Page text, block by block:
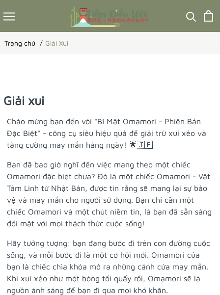
Trang chủ Giải Xui
Giải xui
Chào mừng bạn đến với "Bí Mật Omamori - Phiên Bản
Đặc Biệt" - công cụ siêu hiệu quả để giải trừ xui xẻo và
tăng cường may mắn hàng ngày! 🌟🇯🇵
Bạn đã bao giờ nghĩ đến việc mang theo một chiếc
Omamori đặc biệt chưa? Đó là một chiếc Omamori - Vật
Tâm Linh từ Nhật Bản, được tin rằng sẽ mang lại sự bảo
vệ và may mắn cho người sử dụng. Bạn chỉ cần một
chiếc Omamori và một chút niềm tin, là bạn đã sẵn sàng
đối mặt với mọi thách thức cuộc sống!
Hãy tưởng tượng: bạn đang bước đi trên con đường cuộc
sống, và mỗi bước đi là một cơ hội mới. Omamori của
bạn là chiếc chìa khóa mở ra những cánh cửa may mắn.
Khi xui xẻo như một bóng tối quấy rối, Omamori sẽ là
nguồn ánh sáng để bạn đi qua mọi khó khăn.